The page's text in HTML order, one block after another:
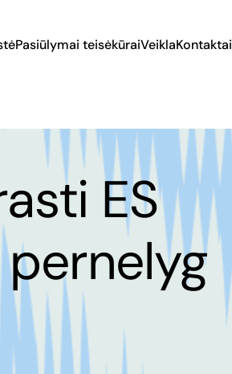
Pasiūlymai teisėkūraiVeiklaKontaktai
ES